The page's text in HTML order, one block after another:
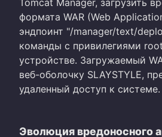
формата WAR (Web
эндпоинт "/manager/text/
команды с привилегиями
устройстве. Загружаемый
веб-оболочку SLAYSTYLE,
удаленный доступ к системе.
Эволюция вредоносного